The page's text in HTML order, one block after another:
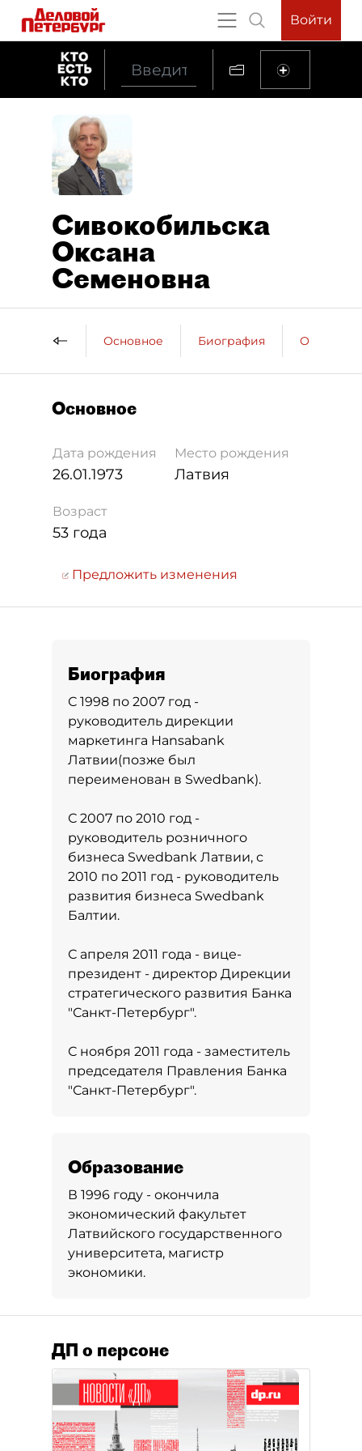
Войти
Сивокобильска
Оксана
Семеновна
Основное Биография
Основное
Дата рождения
26.01.1973
Место рождения
Латвия
Возраст
53 года
Предложить изменения
Биография
С 1998 по 2007 год -
руководитель дирекции
маркетинга Hansabank
Латвии(позже был
переименован в Swedbank).
С 2007 по 2010 год -
руководитель розничного
бизнеса Swedbank Латвии, с
2010 по 2011 год - руководитель
развития бизнеса Swedbank
Балтии.
С апреля 2011 года - вице-
президент - директор Дирекции
стратегического развития Банка
"Санкт-Петербург".
С ноября 2011 года - заместитель
председателя Правления Банка
"Санкт-Петербург".
Образование
В 1996 году - окончила
экономический факультет
Латвийского государственного
университета, магистр
экономики.
ДП о персоне